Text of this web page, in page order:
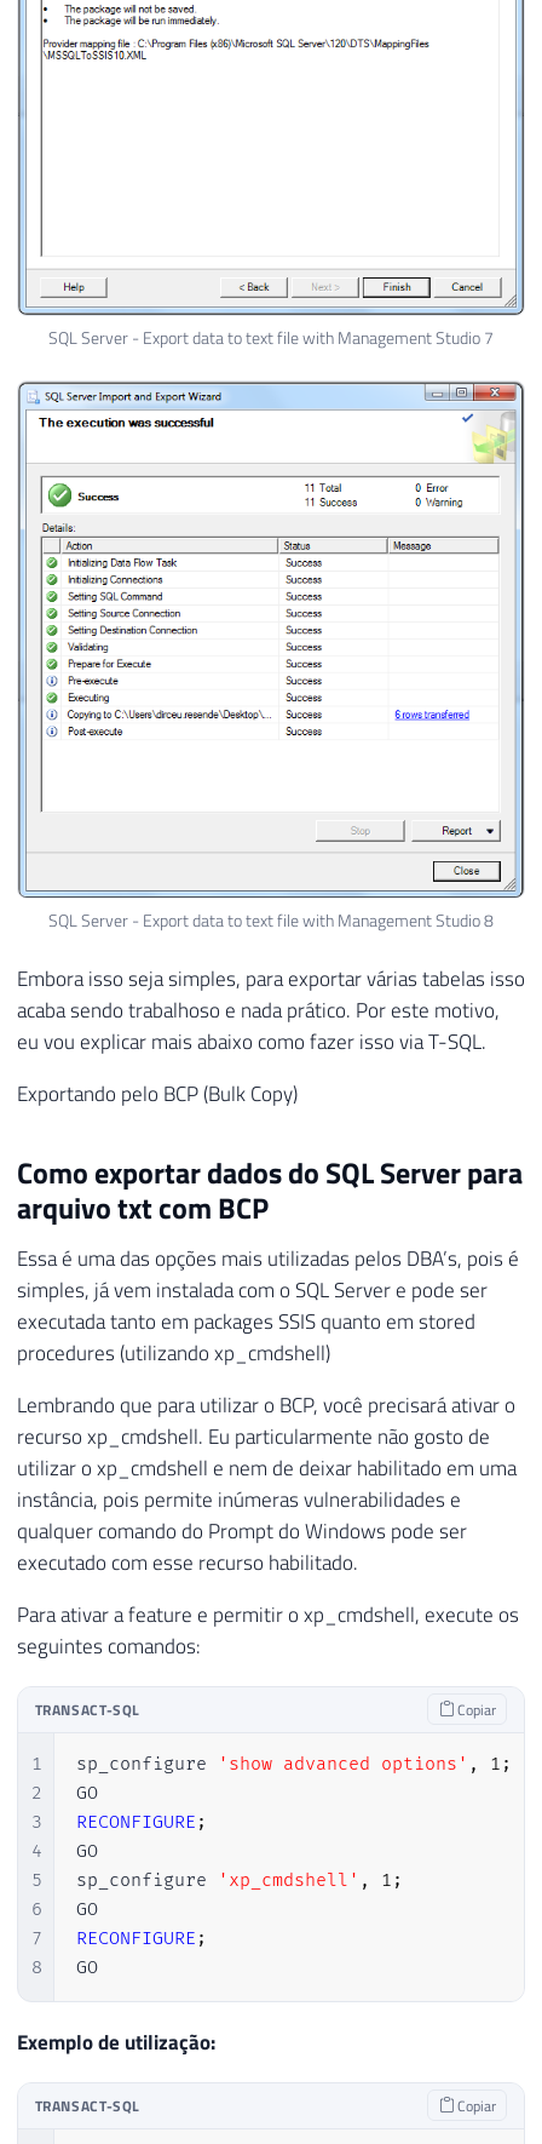
SQL Server - Export data to text file with Management Studio 7
SQL Server - Export data to text file with Management Studio 8
Embora isso seja simples, para exportar várias tabelas isso
acaba sendo trabalhoso e nada prático. Por este motivo,
eu vou explicar mais abaixo como fazer isso via T-SQL.
Exportando pelo BCP (Bulk Copy)
Como exportar dados do SQL Server para
arquivo txt com BCP
Essa é uma das opções mais utilizadas pelos DBA’s, pois é
simples, já vem instalada com o SQL Server e pode ser
executada tanto em packages SSIS quanto em stored
procedures (utilizando xp_cmdshell)
Lembrando que para utilizar o BCP, você precisará ativar o
recurso xp_cmdshell. Eu particularmente não gosto de
utilizar o xp_cmdshell e nem de deixar habilitado em uma
instância, pois permite inúmeras vulnerabilidades e
qualquer comando do Prompt do Windows pode ser
executado com esse recurso habilitado.
Para ativar a feature e permitir o xp_cmdshell, execute os
seguintes comandos:
TRANSACT-SQL Copiar
1
2
3
4
5
6
7
8
sp_configure 'show advanced options' , 1 ;
GO
RECONFIGURE ;
GO
sp_configure
'xp_cmdshell' , 1 ;
GO
RECONFIGURE ;
GO
Exemplo de utilização:
TRANSACT-SQL Copiar